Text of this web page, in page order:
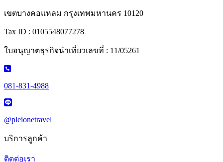
เขตบางคอแหลม กรุงเทพมหานคร 10120
Tax ID : 0105548077278
ใบอนุญาตธุรกิจนำเที่ยวเลขที่ : 11/05261
081-831-4988
@pleionetravel
บริการลูกค้า
ติดต่อเรา